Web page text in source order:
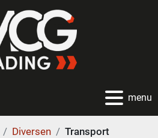
menu
Diversen Transport